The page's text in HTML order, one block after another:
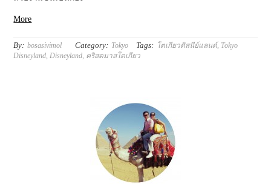
More
By: bosasivimol Category: Tokyo Tags: โตเกียวดิสนีย์แลนด์, Tokyo
Disneyland Disneyland คริสตมาสโตเกียว